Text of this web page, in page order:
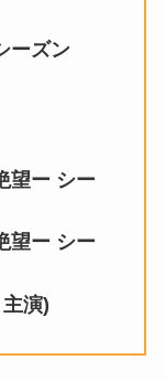
ーズン
望ー シー
望ー シー
演)